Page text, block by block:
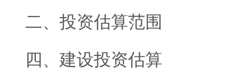
二、投资估算范围
四、建设投资估算